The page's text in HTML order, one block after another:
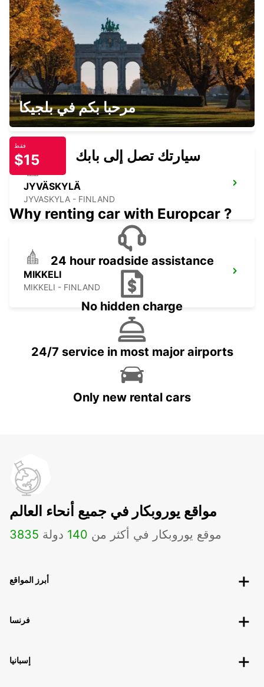
JOENSUU K-AUTO
JOENSUU - FINLAND
JYVÄSKYLÄ AIRPORT
JYVASKYLA - FINLAND
JYVÄSKYLÄ
JYVASKYLA - FINLAND
MIKKELI
MIKKELI - FINLAND
مرحبا بكم في بلجيكا
فقط
$15 سيارتك تصل إلى بابك
Why renting car with Europcar ?
24 hour roadside assistance
No hidden charge
24/7 service in most major airports
Only new rental cars
مواقع يوروبكار في جميع أنحاء العالم
3835 موقع يوروبكار في أكثر من 140 دولة
أبرز المواقع
فرنسا
إسبانيا